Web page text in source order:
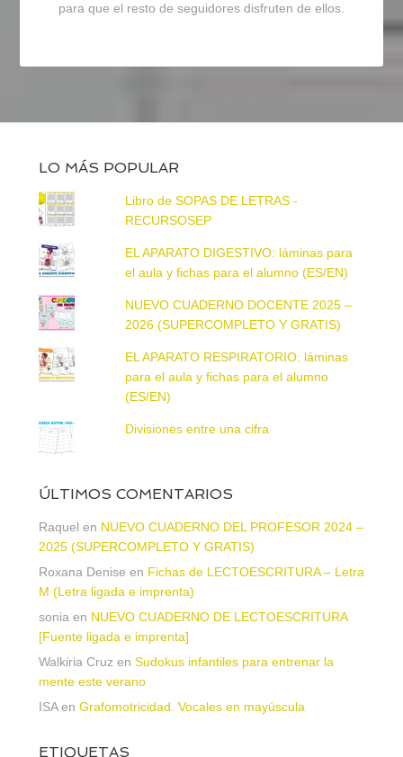
para que el resto de seguidores disfruten de ellos.
LO MÁS POPULAR
Libro de SOPAS DE LETRAS -
RECURSOSEP
EL APARATO DIGESTIVO: láminas para
el aula y fichas para el alumno (ES/EN)
NUEVO CUADERNO DOCENTE 2025 –
2026 (SUPERCOMPLETO Y GRATIS)
EL APARATO RESPIRATORIO: láminas
para el aula y fichas para el alumno
(ES/EN)
Divisiones entre una cifra
ÚLTIMOS COMENTARIOS
Raquel en NUEVO CUADERNO DEL PROFESOR 2024 –
2025 (SUPERCOMPLETO Y GRATIS)
Roxana Denise en Fichas de LECTOESCRITURA – Letra
M (Letra ligada e imprenta)
soniaen NUEVO CUADERNO DE LECTOESCRITURA
[Fuente ligada e imprenta]
Walkiria Cruzen Sudokus infantiles para entrenar la
mente este verano
ISAen Grafomotricidad. Vocales en mayúscula
ETIQUETAS